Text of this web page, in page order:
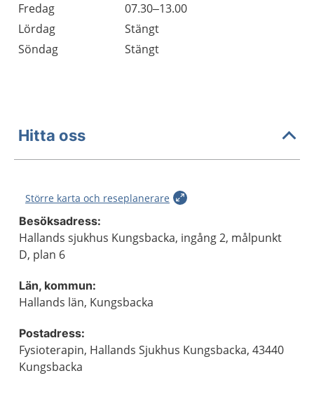
Fredag
07.30–13.00
Lördag
Stängt
Söndag
Stängt
Hitta oss
Större karta och reseplanerare
Besöksadress:
Hallands sjukhus Kungsbacka, ingång 2, målpunkt
D, plan 6
Län, kommun:
Hallands län, Kungsbacka
Postadress:
Fysioterapin, Hallands Sjukhus Kungsbacka, 43440
Kungsbacka